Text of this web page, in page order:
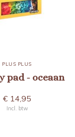
PLUS PLUS
pad - oceaan
€ 14,95
Incl. btw